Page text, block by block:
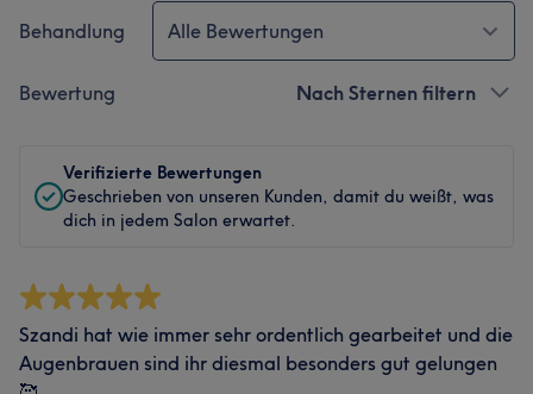
Behandlung Alle Bewertungen
Bewertung Nach Sternen filtern
Verifizierte Bewertungen
Geschrieben von unseren Kunden, damit du weißt, was
dich in jedem Salon erwartet.
Szandi hat wie immer sehr ordentlich gearbeitet und die
Augenbrauen sind ihr diesmal besonders gut gelungen